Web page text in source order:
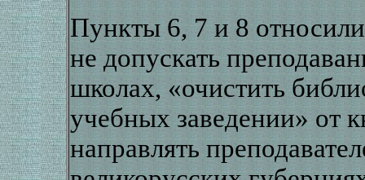
Пункты 6, 7 и 8
не допускать
школах, «очистить
учебных заведении» от
направлять